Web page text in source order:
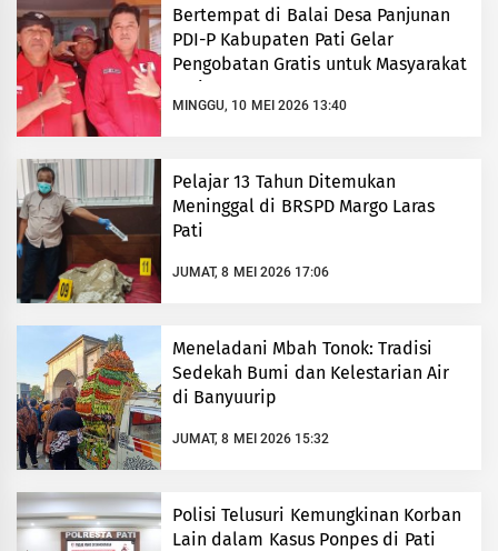
Bertempat di Balai Desa Panjunan
PDI-P Kabupaten Pati Gelar
Pengobatan Gratis untuk Masyarakat
Pati
MINGGU, 10 MEI 2026 13:40
Pelajar 13 Tahun Ditemukan
Meninggal di BRSPD Margo Laras
Pati
JUMAT, 8 MEI 2026 17:06
Meneladani Mbah Tonok: Tradisi
Sedekah Bumi dan Kelestarian Air
di Banyuurip
JUMAT, 8 MEI 2026 15:32
Polisi Telusuri Kemungkinan Korban
Lain dalam Kasus Ponpes di Pati